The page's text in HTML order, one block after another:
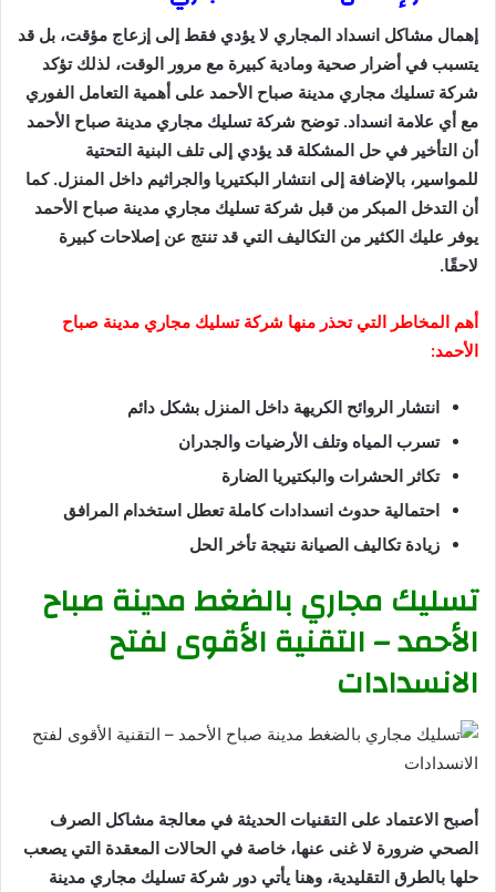
إهمال مشاكل انسداد المجاري لا يؤدي فقط إلى إزعاج مؤقت، بل قد
يتسبب في أضرار صحية ومادية كبيرة مع مرور الوقت، لذلك تؤكد
شركة تسليك مجاري مدينة صباح الأحمد على أهمية التعامل الفوري
مع أي علامة انسداد. توضح شركة تسليك مجاري مدينة صباح الأحمد
أن التأخير في حل المشكلة قد يؤدي إلى تلف البنية التحتية
للمواسير، بالإضافة إلى انتشار البكتيريا والجراثيم داخل المنزل. كما
أن التدخل المبكر من قبل شركة تسليك مجاري مدينة صباح الأحمد
يوفر عليك الكثير من التكاليف التي قد تنتج عن إصلاحات كبيرة
لاحقًا.
أهم المخاطر التي تحذر منها شركة تسليك مجاري مدينة صباح
الأحمد:
انتشار الروائح الكريهة داخل المنزل بشكل دائم
تسرب المياه وتلف الأرضيات والجدران
تكاثر الحشرات والبكتيريا الضارة
احتمالية حدوث انسدادات كاملة تعطل استخدام المرافق
زيادة تكاليف الصيانة نتيجة تأخر الحل
تسليك مجاري بالضغط مدينة صباح
الأحمد – التقنية الأقوى لفتح
الانسدادات
أصبح الاعتماد على التقنيات الحديثة في معالجة مشاكل الصرف
الصحي ضرورة لا غنى عنها، خاصة في الحالات المعقدة التي يصعب
حلها بالطرق التقليدية، وهنا يأتي دور شركة تسليك مجاري مدينة